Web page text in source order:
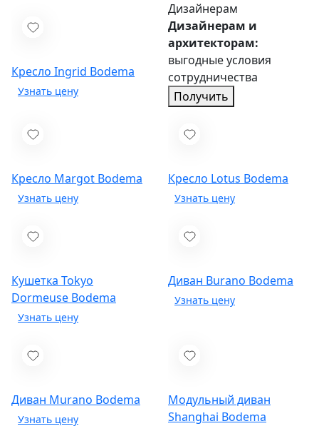
Кресло Ingrid Bodema
Дизайнерам
Дизайнерам и
архитекторам:
выгодные условия
сотрудничества
Получить
Кресло Margot Bodema Кресло Lotus Bodema
Кушетка Tokyo
Dormeuse Bodema
Диван Burano Bodema
Диван Murano Bodema
Модульный диван
Shanghai Bodema